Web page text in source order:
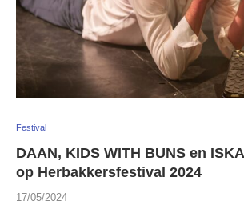
Festival
DAAN, KIDS WITH BUNS en
op Herbakkersfestival 2024
17/05/2024